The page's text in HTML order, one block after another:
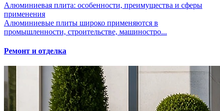
Алюминиевая плита: особенности, преимущества и сферы
применения
Алюминиевые плиты широко применяются в
промышленности, строительстве, машиностро...
Ремонт и отделка